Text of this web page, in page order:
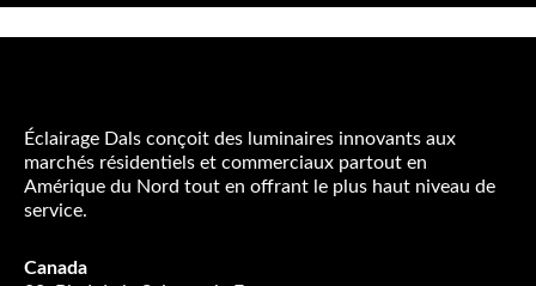
Éclairage Dals conçoit des luminaires innovants aux
marchés résidentiels et commerciaux partout en
Amérique du Nord tout en offrant le plus haut niveau de
service.
Canada